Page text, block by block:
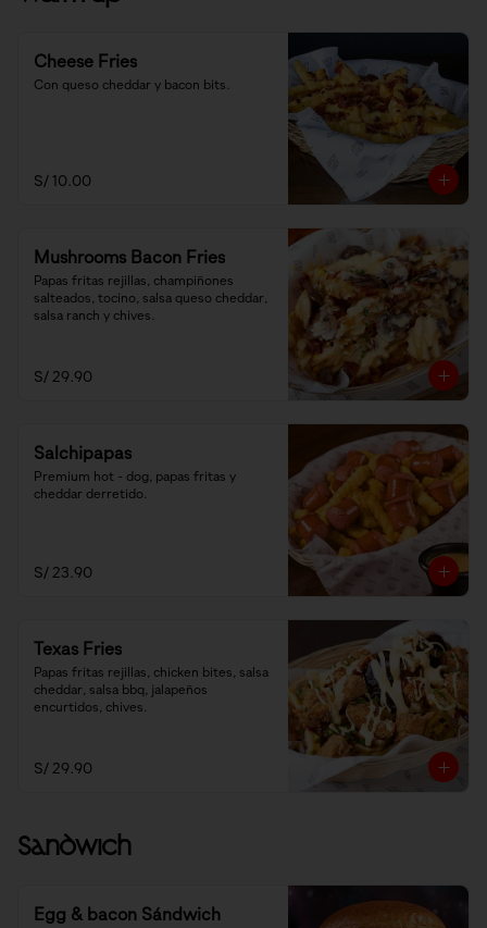
Cheese Fries
Con queso cheddar y bacon bits.
S/ 10.00
Mushrooms Bacon Fries
Papas fritas rejillas, champiñones
salteados, tocino, salsa queso cheddar,
salsa ranch y chives.
S/ 29.90
Salchipapas
Premium hot - dog, papas fritas y
cheddar derretido.
S/ 23.90
Texas Fries
Papas fritas rejillas, chicken bites, salsa
cheddar, salsa bbq, jalapeños
encurtidos, chives.
S/ 29.90
Sandwich
Egg & bacon Sándwich